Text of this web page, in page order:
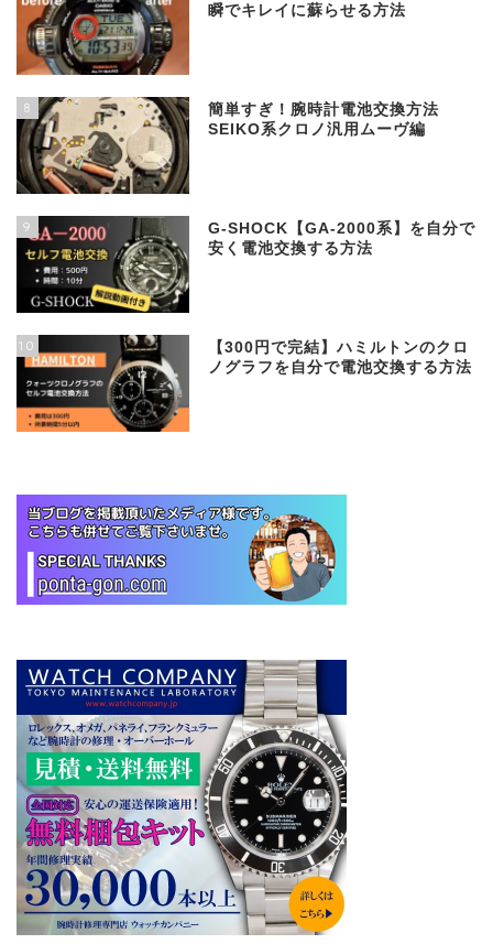
瞬でキレイに蘇らせる方法
8
簡単すぎ！腕時計電池交換方法
SEIKO系クロノ汎用ムーヴ編
9
G-SHOCK【GA-2000系】を自分で
安く電池交換する方法
10
【300円で完結】ハミルトンのクロ
ノグラフを自分で電池交換する方法